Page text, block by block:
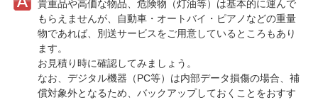
貴重品や高価な物品、危険物（灯油等）は基本的に運んで
もらえませんが、自動車・オートバイ・ピアノなどの重量
物であれば、別送サービスをご用意しているところもあり
ます。
お見積り時に確認してみましょう。
なお、デジタル機器（PC等）は内部データ損傷の場合、補
償対象外となるため、バックアップしておくことをおすす